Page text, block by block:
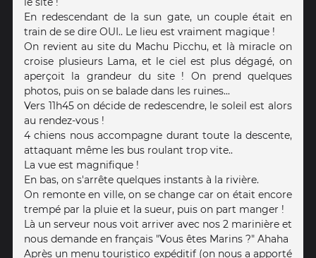
En redescendant de la sun gate, un couple était en
train de se dire OUI.. Le lieu est vraiment magique !
On revient au site du Machu Picchu, et là miracle on
croise plusieurs Lama, et le ciel est plus dégagé, on
aperçoit la grandeur du site ! On prend quelques
photos, puis on se balade dans les ruines...
Vers 11h45 on décide de redescendre, le soleil est alors
au rendez-vous !
4 chiens nous accompagne durant toute la descente,
attaquant même les bus roulant trop vite..
La vue est magnifique !
En bas, on s'arrête quelques instants à la rivière.
On remonte en ville, on se change car on était encore
trempé par la pluie et la sueur, puis on part manger !
Là un serveur nous voit arriver avec nos 2 marinière et
nous demande en français "Vous êtes Marins ?" Ahaha
Après un menu touristico expéditif (on nous a apporté